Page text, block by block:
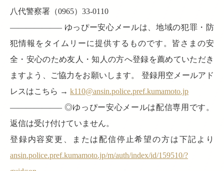
八代警察署（0965）33-0110
——————– ゆっぴー安心メールは、地域の犯罪・防
犯情報をタイムリーに提供するものです。皆さまの安
全・安心のため友人・知人の方へ登録を薦めていただき
ますよう、ご協力をお願いします。 登録用空メールアド
レスはこちら → k110@ansin.police.pref.kumamoto.jp
——————– ◎ゆっぴー安心メールは配信専用です。
返信は受け付けていません。
登録内容変更、または配信停止希望の方は下記より
ansin.police.pref.kumamoto.jp/m/auth/index/id/159510/?